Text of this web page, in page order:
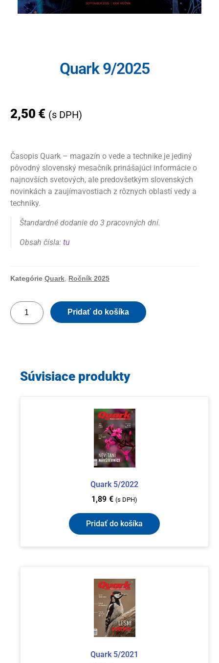
Quark 9/2025
2,50 € (s DPH)
Časopis Quark – magazín o vede a technike je jediný
pôvodný slovenský mesačník prinášajúci informácie o
najnovších svetových, ale predovšetkým slovenských
novinkách a zaujímavostiach z rôznych oblastí vedy a
techniky.
Štandardné dodanie do 3 pracovných dní.
Obsah čísla: tu
Kategórie Quark Ročník 2025
Pridať do košíka
Súvisiace produkty
Quark 5/2022
1,89 € (s DPH)
Pridať do košíka
Quark 5/2021